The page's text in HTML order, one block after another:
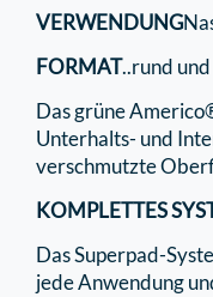
VERWENDUNG
FORMAT..rund
Das grüne
Unterhalts- und
verschmutzte
KOMPLETTES
Das Superpad-
jede Anwendung